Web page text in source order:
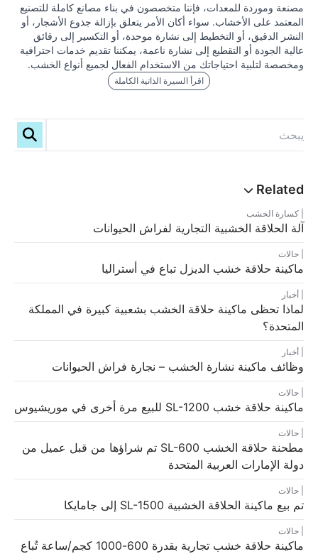
مصنعة وموردة للمعدات، فإننا متخصصون في بناء مصانع كاملة للتصنيع
المعتمد على الأخشاب. سواء أكان الأمر يتعلق بإزالة جذوع الأشجار، أو
النشر الدقيق، أو التخطيط إلى نشارة موحدة، أو التكسير إلى رقائق
عالية الجودة أو التقطيع إلى نشارة ناعمة، يمكننا تقديم خدمات احترافية
ومخصصة لتلبية احتياجاتك من الاستخدام الفعال لجميع أنواع الخشب.
اقرأ السيرة الذاتية الكاملة
كسارة الخشب
آلة الحلاقة الخشبية التجارية لفراش الحيوانات
حالات
ماكينة حلاقة خشب الديزل تباع في أستراليا
أخبار
لماذا تحظى ماكينة حلاقة الخشب بشعبية كبيرة في المملكة
المتحدة؟
أخبار
وظائف ماكينة نشارة الخشب – نجارة فراش الحيوانات
حالات
ماكينة حلاقة خشب SL-1200 للبيع مرة أخرى في موريشيوس
حالات
مطحنة حلاقة الخشب SL-600 تم شراؤها من قبل عميل من
دولة الإمارات العربية المتحدة
حالات
تم بيع ماكينة الحلاقة الخشبية SL-1500 إلى جامايكا
حالات
ماكينة حلاقة خشب تجارية بقدرة 600-1000 كجم/ساعة تُباع